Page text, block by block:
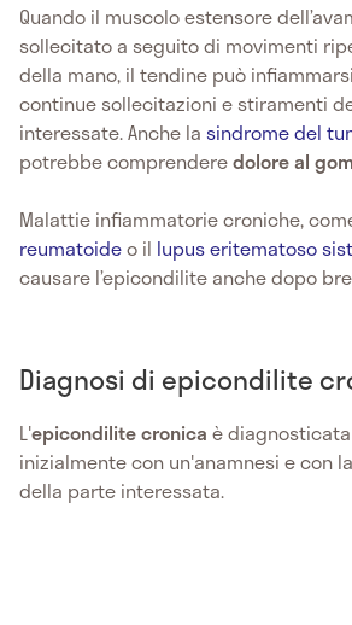
Quando il muscolo estensore
sollecitato a seguito di movimenti
della mano, il tendine può
continue sollecitazioni e stiramenti
interessate. Anche la sindrome del
potrebbe comprenderedolore al
Malattie infiammatorie croniche,
reumatoideo il lupus eritematoso
causare l’epicondilite anche dopo
Diagnosi di epicondilite
L'epicondilite cronica è
inizialmente con un'anamnesi e con
della parte interessata.